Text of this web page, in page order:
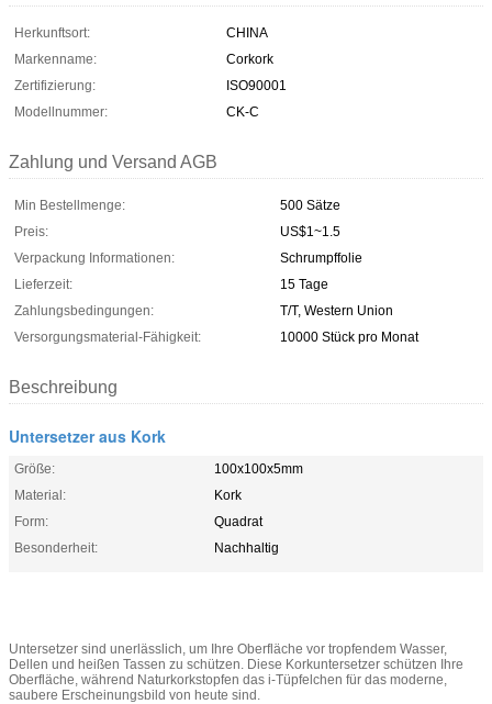
Herkunftsort:
CHINA
Markenname:
Corkork
Zertifizierung:
ISO90001
Modellnummer:
CK-C
Zahlung und Versand AGB
Min Bestellmenge:
500 Sätze
Preis:
US$1~1.5
Verpackung Informationen:
Schrumpffolie
Lieferzeit:
15 Tage
Zahlungsbedingungen:
T/T, Western Union
Versorgungsmaterial-Fähigkeit:
10000 Stück pro Monat
Beschreibung
Untersetzer aus Kork
Größe:
100x100x5mm
Material:
Kork
Form:
Quadrat
Besonderheit:
Nachhaltig
Untersetzer sind unerlässlich, um Ihre Oberfläche vor tropfendem Wasser,
Dellen und heißen Tassen zu schützen. Diese Korkuntersetzer schützen Ihre
Oberfläche, während Naturkorkstopfen das i-Tüpfelchen für das moderne,
saubere Erscheinungsbild von heute sind.